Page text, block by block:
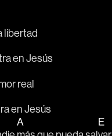
libertad
en Jesús
real
en Jesús
A
E